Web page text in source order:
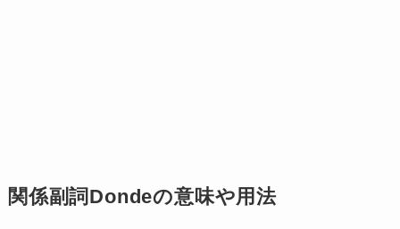
関係副詞Dondeの意味や用法